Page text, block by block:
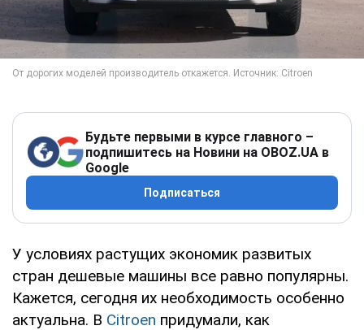
Будьте первыми в курсе главного –
подпишитесь на Новини на OBOZ.UA в
Google
Подписаться
У условиях растущих экономик развитых
стран дешевые машины все равно популярны.
Кажется, сегодня их необходимость особенно
актуальна. В Citroen придумали, как